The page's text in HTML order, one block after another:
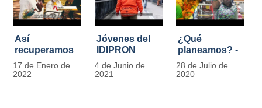
Así
recuperamos
las bancas del
Park Way
17 de Enero de
2022
Jóvenes del
IDIPRON
comprometidos
con la
4 de Junio de
2021
¿Qué
planeamos? -
Por Carlos
Marín, director
28 de Julio de
2020